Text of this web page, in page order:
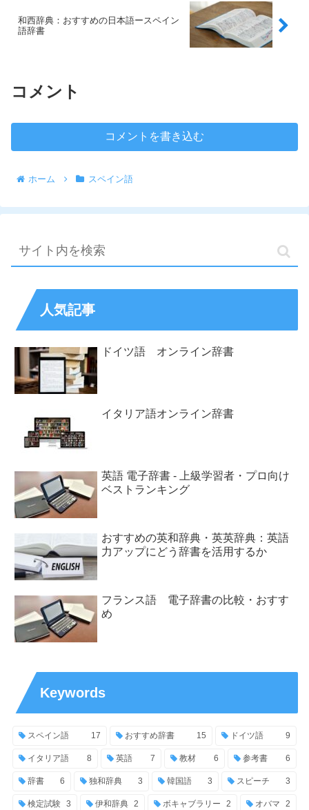
和西辞典：おすすめの日本語ースペイン
語辞書
コメント
コメントを書き込む
ホーム スペイン語
人気記事
ドイツ語 オンライン辞書
イタリア語オンライン辞書
英語 電子辞書 - 上級学習者・プロ向け
ベストランキング
おすすめの英和辞典・英英辞典：英語
力アップにどう辞書を活用するか
フランス語 電子辞書の比較・おすす
め
Keywords
スペイン語 17 おすすめ辞書 15 ドイツ語 9
イタリア語 8 英語 7 教材 6 参考書 6
辞書 6 独和辞典 3 韓国語 3 スピーチ 3
検定試験 3 伊和辞典 2 ボキャブラリー 2 オバマ 2